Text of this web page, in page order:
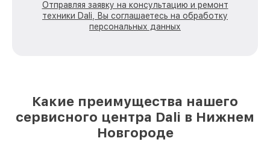
Отправляя заявку на консультацию и ремонт
техники Dali, Вы соглашаетесь на обработку
персональных данных
Какие преимущества нашего
сервисного центра Dali в Нижнем
Новгороде